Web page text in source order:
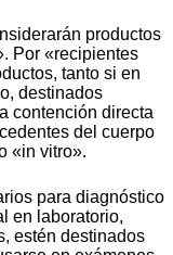
productos
Por «recipientes
tanto si en
destinados
contención directa
del cuerpo
«in vitro».
para diagnóstico
en laboratorio,
estén destinados